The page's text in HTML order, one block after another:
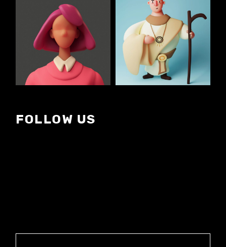
FOLLOW US